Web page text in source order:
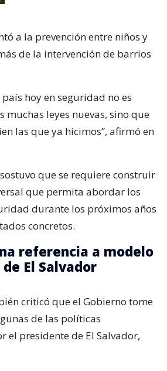
a la prevención entre niños y
de la intervención de barrios
país hoy en seguridad no es
muchas leyes nuevas, sino que
las que ya hicimos”, afirmó en
que se requiere construir
que permita abordar los
durante los próximos años
concretos.
referencia a modelo
El Salvador
criticó que el Gobierno tome
de las políticas
el presidente de El Salvador,